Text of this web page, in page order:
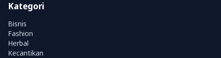
Kategori
Bisnis
Fashion
Herbal
Kecantikan